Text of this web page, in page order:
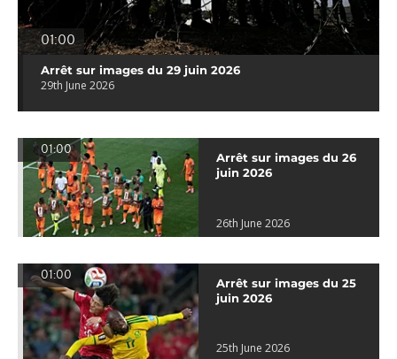
01:00
Arrêt sur images du 29 juin 2026
29th June 2026
01:00
Arrêt sur images du 26
juin 2026
26th June 2026
01:00
Arrêt sur images du 25
juin 2026
25th June 2026